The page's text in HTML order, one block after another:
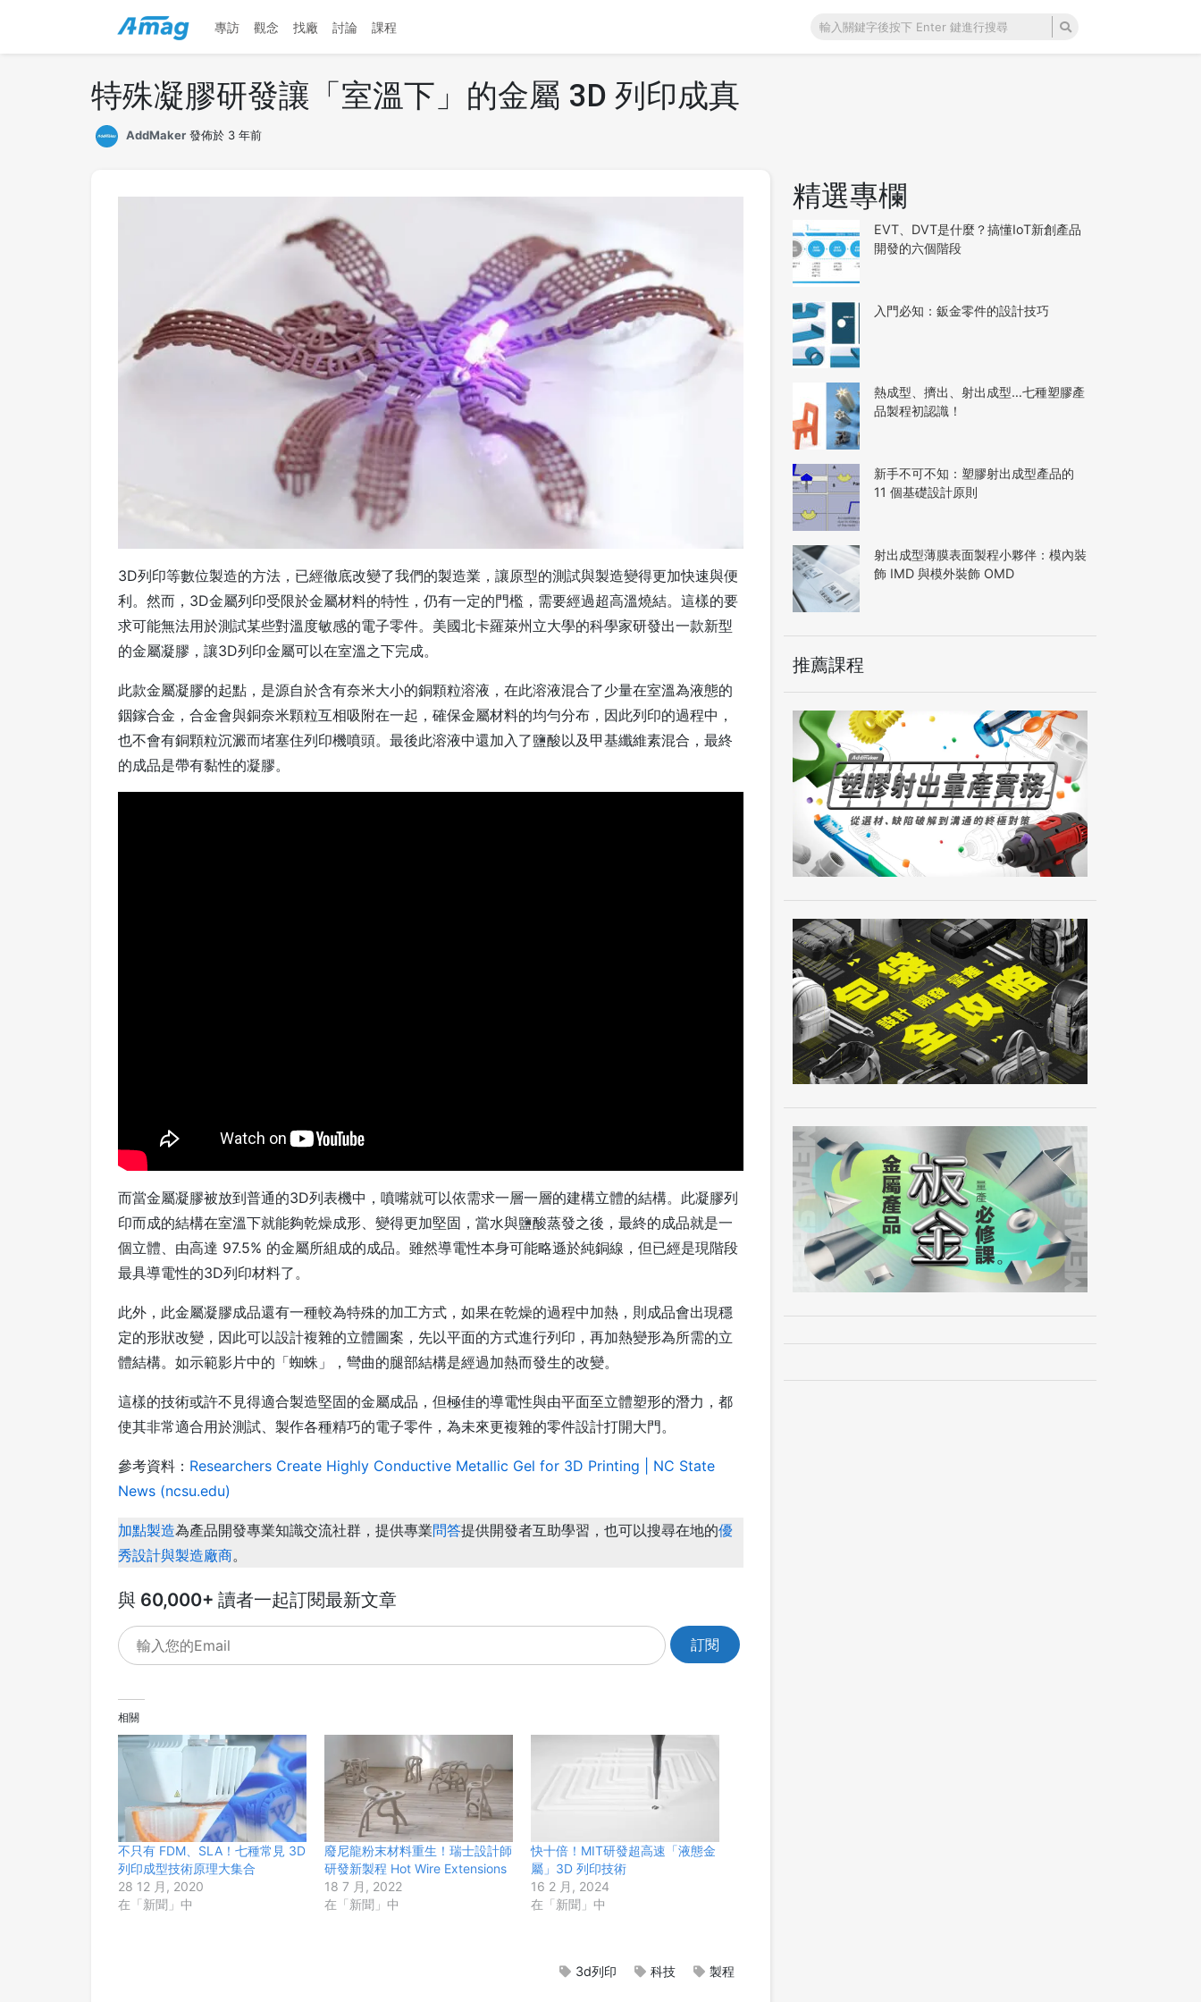
專訪 觀念 找廠 討論 課程
特殊凝膠研發讓「室溫下」的金屬 3D 列印成真
AddMaker 發佈於 3 年前
3D列印等數位製造的方法，已經徹底改變了我們的製造業，讓原型的測試與製造變得更加快速與便
利。然而，3D金屬列印受限於金屬材料的特性，仍有一定的門檻，需要經過超高溫燒結。這樣的要
求可能無法用於測試某些對溫度敏感的電子零件。美國北卡羅萊州立大學的科學家研發出一款新型
的金屬凝膠，讓3D列印金屬可以在室溫之下完成。
此款金屬凝膠的起點，是源自於含有奈米大小的銅顆粒溶液，在此溶液混合了少量在室溫為液態的
銦鎵合金，合金會與銅奈米顆粒互相吸附在一起，確保金屬材料的均勻分布，因此列印的過程中，
也不會有銅顆粒沉澱而堵塞住列印機噴頭。最後此溶液中還加入了鹽酸以及甲基纖維素混合，最終
的成品是帶有黏性的凝膠。
而當金屬凝膠被放到普通的3D列表機中，噴嘴就可以依需求一層一層的建構立體的結構。此凝膠列
印而成的結構在室溫下就能夠乾燥成形、變得更加堅固，當水與鹽酸蒸發之後，最終的成品就是一
個立體、由高達 97.5% 的金屬所組成的成品。雖然導電性本身可能略遜於純銅線，但已經是現階段
最具導電性的3D列印材料了。
此外，此金屬凝膠成品還有一種較為特殊的加工方式，如果在乾燥的過程中加熱，則成品會出現穩
定的形狀改變，因此可以設計複雜的立體圖案，先以平面的方式進行列印，再加熱變形為所需的立
體結構。如示範影片中的「蜘蛛」，彎曲的腿部結構是經過加熱而發生的改變。
這樣的技術或許不見得適合製造堅固的金屬成品，但極佳的導電性與由平面至立體塑形的潛力，都
使其非常適合用於測試、製作各種精巧的電子零件，為未來更複雜的零件設計打開大門。
參考資料： Researchers Create Highly Conductive Metallic Gel for 3D Printing | NC State
News (ncsu.edu)
加點製造為產品開發專業知識交流社群，提供專業問答提供開發者互助學習，也可以搜尋在地的優
秀設計與製造廠商。
與 60,000+ 讀者一起訂閱最新文章
相關
不只有 FDM、SLA！七種常見 3D
列印成型技術原理大集合
28 12 月, 2020
在「新聞」中
廢尼龍粉末材料重生！瑞士設計師
研發新製程 Hot Wire Extensions
18 7 月, 2022
在「新聞」中
快十倍！MIT研發超高速「液態金
屬」3D 列印技術
16 2 月, 2024
在「新聞」中
3d列印 科技 製程
精選專欄
EVT、DVT是什麼？搞懂IoT新創產品
開發的六個階段
入門必知：鈑金零件的設計技巧
熱成型、擠出、射出成型…七種塑膠產
品製程初認識！
新手不可不知：塑膠射出成型產品的
11 個基礎設計原則
射出成型薄膜表面製程小夥伴：模內裝
飾 IMD 與模外裝飾 OMD
推薦課程